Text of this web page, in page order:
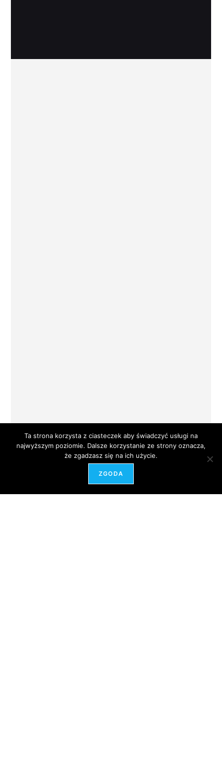
Ta strona korzysta z ciasteczek aby świadczyć usługi na
najwyższym poziomie. Dalsze korzystanie ze strony oznacza,
że zgadzasz się na ich użycie.
ZGODA